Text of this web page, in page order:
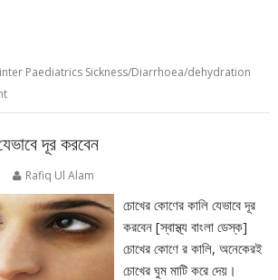
Paediatrics Sickness/Diarrhoea/dehydration
দূর করবেন
Rafiq Ul Alam
চোখের কোণের কালি যেভাবে দূর
করবেন [স্বাস্থ্য বাংলা ডেস্ক]
চোখের কোণে র কালি, অনেকেরই
চোখের ঘুম মাটি করে দেয়।